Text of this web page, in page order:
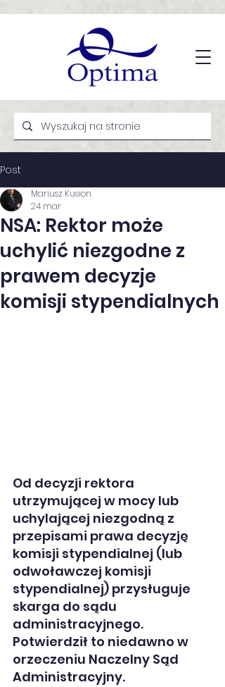
Post
NSA: Rektor może
uchylić niezgodne z
prawem decyzje
komisji stypendialnych
Mariusz Kusion
24 mar
Od decyzji rektora
utrzymującej w mocy lub
uchylającej niezgodną z
przepisami prawa decyzję
komisji stypendialnej (lub
odwoławczej komisji
stypendialnej) przysługuje
skarga do sądu
administracyjnego.
Potwierdził to niedawno w
orzeczeniu Naczelny Sąd
Administracyjny.